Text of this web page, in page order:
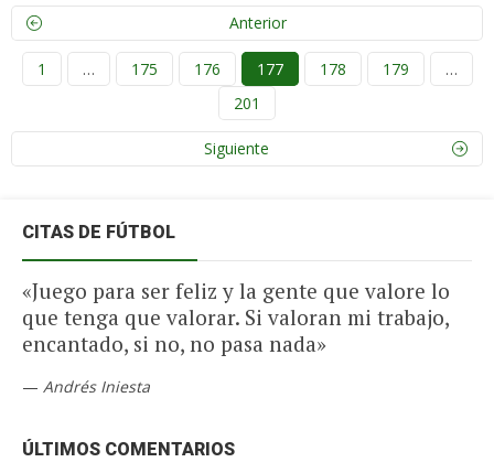
Anterior
1 … 175 176 177 178 179
…
201
Siguiente
CITAS DE FÚTBOL
«Juego para ser feliz y la gente que valore lo
que tenga que valorar. Si valoran mi trabajo,
encantado, si no, no pasa nada»
— Andrés Iniesta
ÚLTIMOS COMENTARIOS